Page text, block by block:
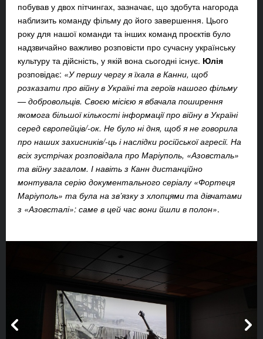
побував у двох пітчингах, зазначає, що здобута нагорода
наблизить команду фільму до його завершення. Цього
року для нашої команди та інших команд проєктів було
надзвичайно важливо розповісти про сучасну українську
культуру та дійсність, у якій вона сьогодні існує. Юлія
розповідає: «У першу чергу я їхала в Канни, щоб
розказати про війну в Україні та героїв нашого фільму
— добровольців. Своєю місією я вбачала поширення
якомога більшої кількості інформації про війну в Україні
серед європейців/-ок. Не було ні дня, щоб я не говорила
про наших захисників/-ць і наслідки російської агресії. На
всіх зустрічах розповідала про Маріуполь, «Азовсталь»
та війну загалом. І навіть з Канн дистанційно
монтувала серію документального серіалу «Фортеця
Маріуполь» та була на зв’язку з хлопцями та дівчатами
з «Азовсталі»: саме в цей час вони йшли в полон».